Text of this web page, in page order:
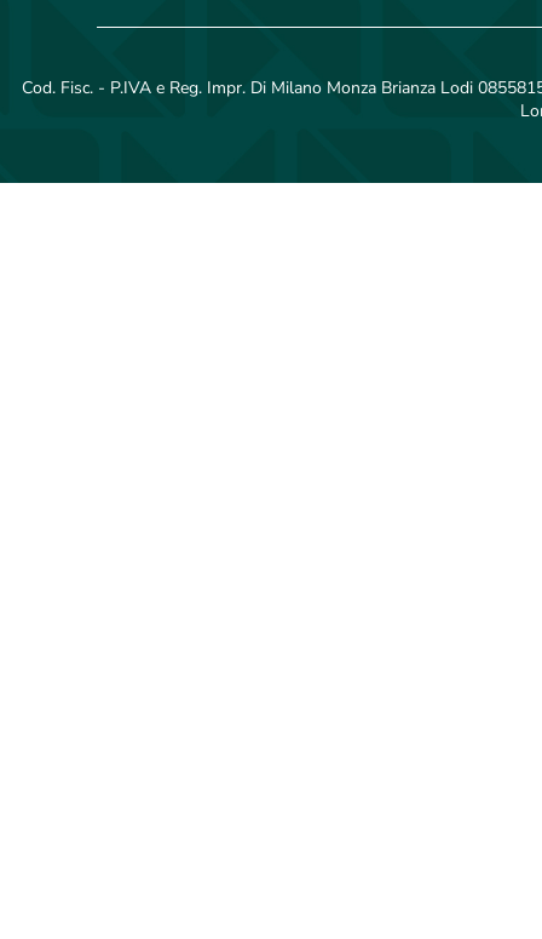
Cod. Fisc. - P.IVA e Reg. Impr. Di Milano Monza Brianza Lodi